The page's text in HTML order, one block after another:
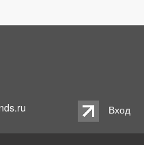
Вход